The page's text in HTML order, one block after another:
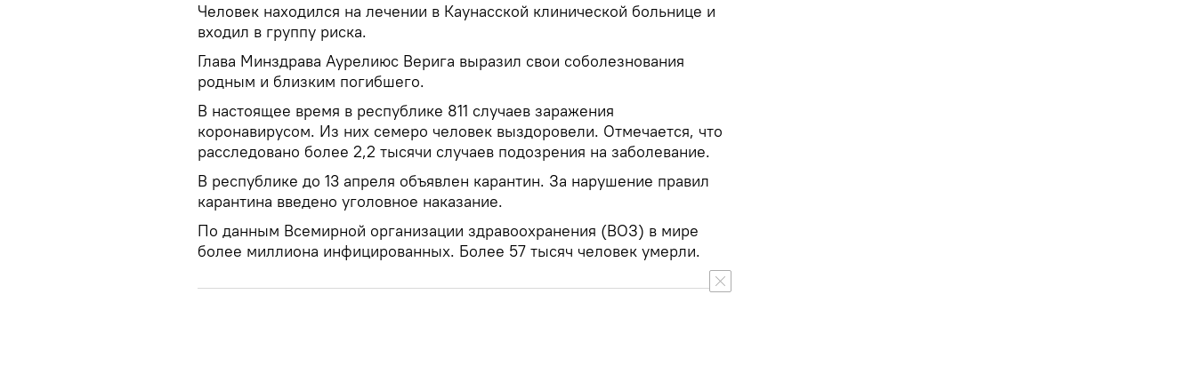
Человек находился на лечении в Каунасской клинической больнице и
входил в группу риска.
Глава Минздрава Аурелиюс Верига выразил свои соболезнования
родным и близким погибшего.
В настоящее время в республике 811 случаев заражения
коронавирусом. Из них семеро человек выздоровели. Отмечается, что
расследовано более 2,2 тысячи случаев подозрения на заболевание.
В республике до 13 апреля объявлен карантин. За нарушение правил
карантина введено уголовное наказание.
По данным Всемирной организации здравоохранения (ВОЗ) в мире
более миллиона инфицированных. Более 57 тысяч человек умерли.